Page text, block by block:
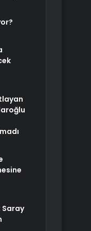
Saray